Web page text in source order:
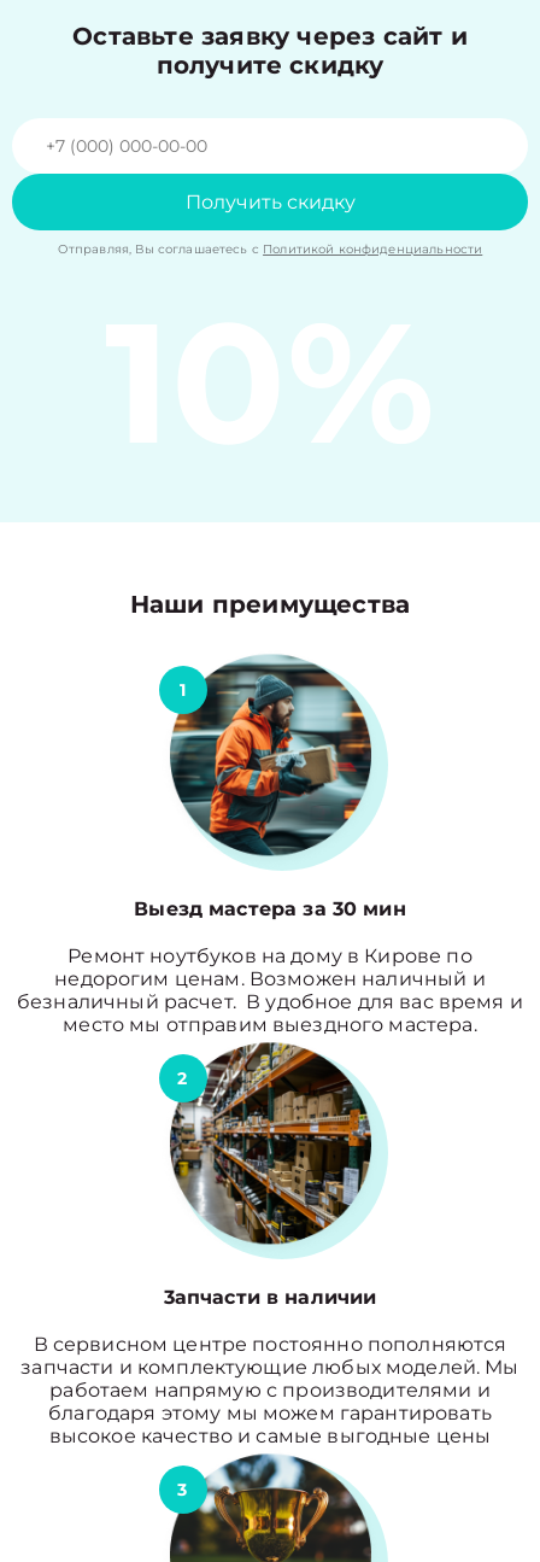
Оставьте заявку через сайт и
получите скидку
Получить скидку
Отправляя, Вы соглашаетесь с Политикой конфиденциальности
10%
Наши преимущества
1
Выезд мастера за 30 мин
Ремонт ноутбуков на дому в Кирове по
недорогим ценам. Возможен наличный и
безналичный расчет. В удобное для вас время и
место мы отправим выездного мастера.
2
3апчасти в наличии
В сервисном центре постоянно пополняются
запчасти и комплектующие любых моделей. Мы
работаем напрямую с производителями и
благодаря этому мы можем гарантировать
высокое качество и самые выгодные цены
3